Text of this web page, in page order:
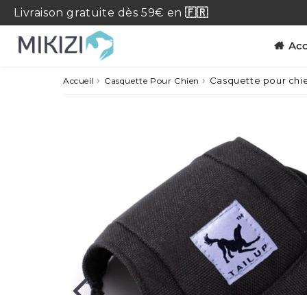
Livraison gratuite dès 59€ en🇫🇷
Accueil › Casquette Pour Chien › Casquette pour